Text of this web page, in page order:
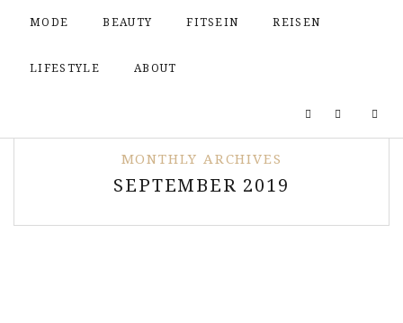
MODE BEAUTY FITSEIN REISEN
LIFESTYLE ABOUT
MONTHLY ARCHIVES
SEPTEMBER 2019